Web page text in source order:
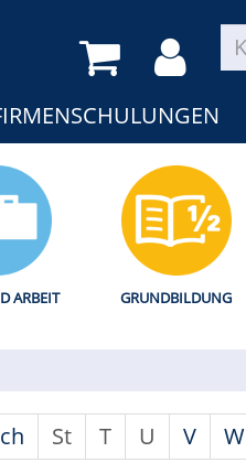
ARBEIT GRUNDBILDUNG
St T U V W